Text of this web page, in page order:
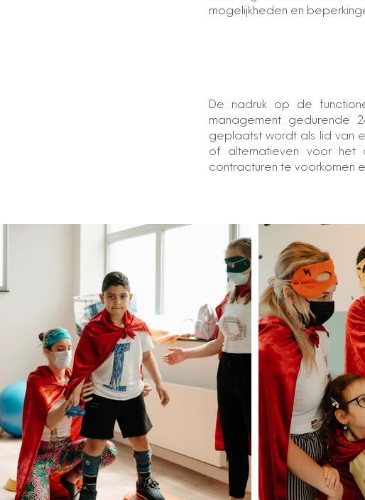
mogelijkheden en
De nadruk op de
management gedurende
geplaatst wordt als lid van
of alternatieven voor het
contracturen te voorkomen